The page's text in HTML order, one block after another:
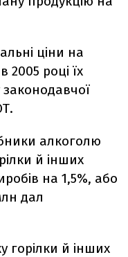
ціни на
2005 році їх
законодавчої
алкоголю
й інших
на 1,5%, або
дал
горілки й інших